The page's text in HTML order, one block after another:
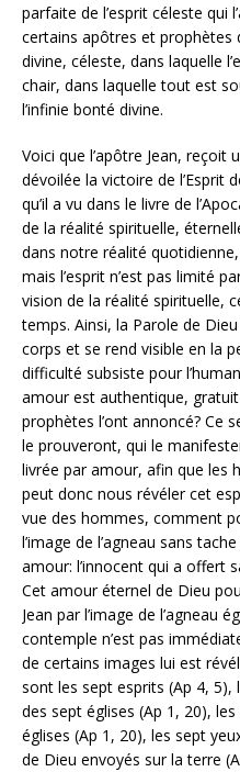
parfaite de l’esprit céleste qui
certains apôtres et prophètes
divine, céleste, dans laquelle
chair, dans laquelle tout est
l’infinie bonté divine.
Voici que l’apôtre Jean, reçoit
dévoilée la victoire de l’Esprit
qu’il a vu dans le livre de
de la réalité spirituelle,
dans notre réalité
mais l’esprit n’est pas limité
vision de la réalité spirituelle,
temps. Ainsi, la Parole de
corps et se rend visible en la
difficulté subsiste pour
amour est authentique,
prophètes l’ont annoncé? Ce
le prouveront, qui le
livrée par amour, afin que les
peut donc nous révéler cet
vue des hommes, comment
l’image de l’agneau sans
amour: l’innocent qui a offert
Cet amour éternel de Dieu
Jean par l’image de l’agneau
contemple n’est pas
de certains images lui est
sont les sept esprits (Ap 4,
des sept églises (Ap 1, 20),
églises (Ap 1, 20), les sept
de Dieu envoyés sur la terre